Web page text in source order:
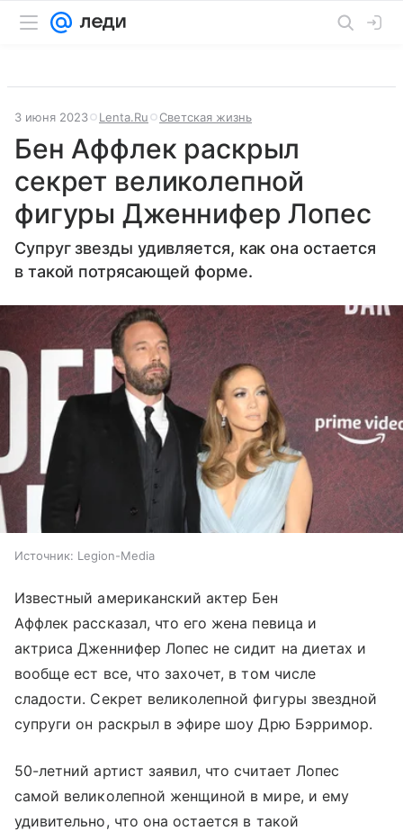
3 июня 2023 Lenta.Ru Светская жизнь
Бен Аффлек раскрыл
секрет великолепной
фигуры Дженнифер Лопес
Супруг звезды удивляется, как она остается
в такой потрясающей форме.
Источник: Legion-Media
Известный американский актер Бен
Аффлек рассказал, что его жена певица и
актриса Дженнифер Лопес не сидит на диетах и
вообще ест все, что захочет, в том числе
сладости. Секрет великолепной фигуры звездной
супруги он раскрыл в эфире шоу Дрю Бэрримор.
50-летний артист заявил, что считает Лопес
самой великолепной женщиной в мире, и ему
удивительно, что она остается в такой